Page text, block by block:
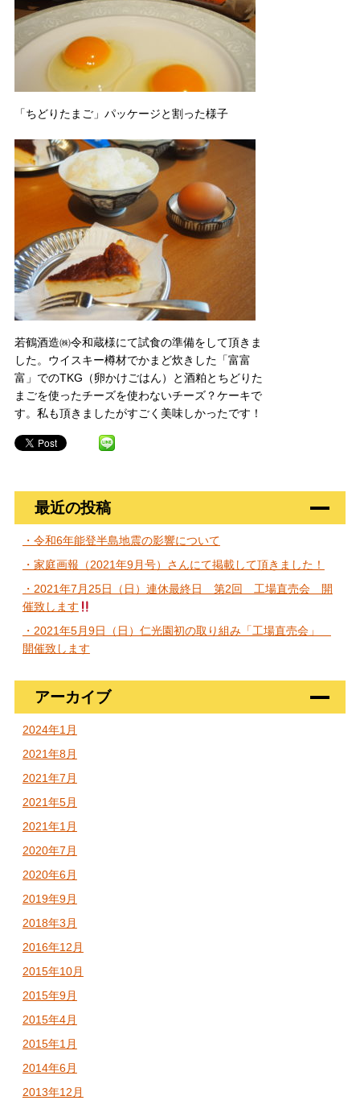
「ちどりたまご」パッケージと割った様子
若鶴酒造㈱令和蔵様にて試食の準備をして頂きま
した。ウイスキー樽材でかまど炊きした「富富
富」でのTKG（卵かけごはん）と酒粕とちどりた
まごを使ったチーズを使わないチーズ？ケーキで
す。私も頂きましたがすごく美味しかったです！
最近の投稿
・令和6年能登半島地震の影響について
・家庭画報（2021年9月号）さんにて掲載して頂きました！
・2021年7月25日（日）連休最終日 第2回 工場直売会 開
催致します
・2021年5月9日（日）仁光園初の取り組み「工場直売会」
開催致します
アーカイブ
2024年1月
2021年8月
2021年7月
2021年5月
2021年1月
2020年7月
2020年6月
2019年9月
2018年3月
2016年12月
2015年10月
2015年9月
2015年4月
2015年1月
2014年6月
2013年12月